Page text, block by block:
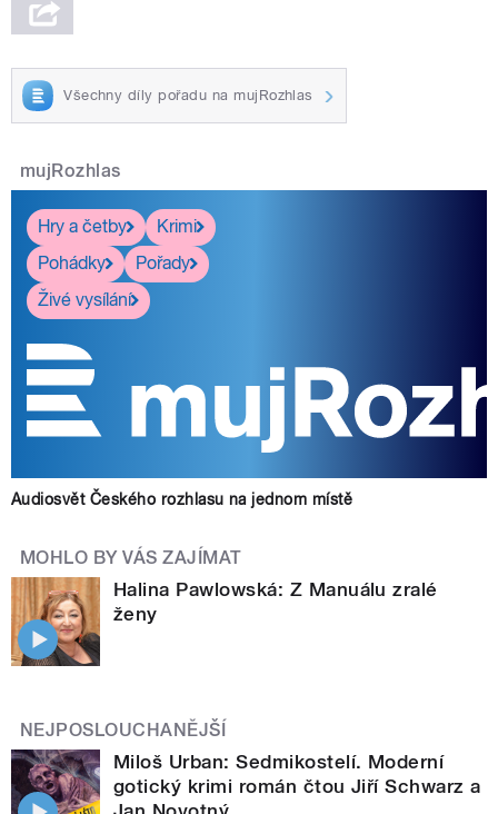
Všechny díly pořadu na mujRozhlas
mujRozhlas
Hry a četby
Krimi
Pohádky
Pořady
Živé vysílání
Audiosvět Českého rozhlasu na jednom místě
MOHLO BY VÁS ZAJÍMAT
Halina Pawlowská: Z Manuálu zralé
ženy
NEJPOSLOUCHANĚJŠÍ
Miloš Urban: Sedmikostelí. Moderní
gotický krimi román čtou Jiří Schwarz a